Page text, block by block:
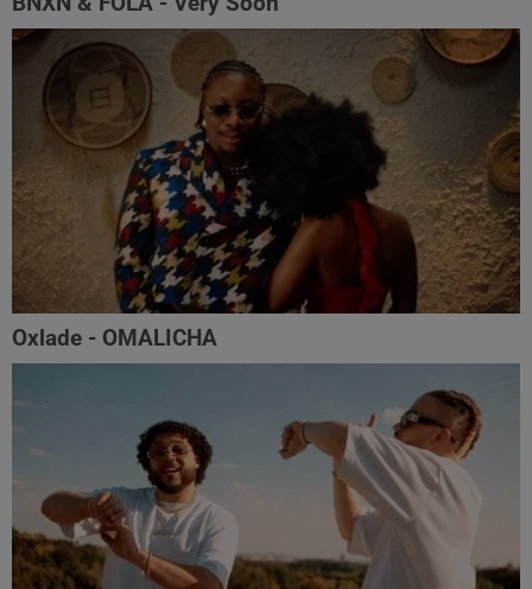
Oxlade - OMALICHA